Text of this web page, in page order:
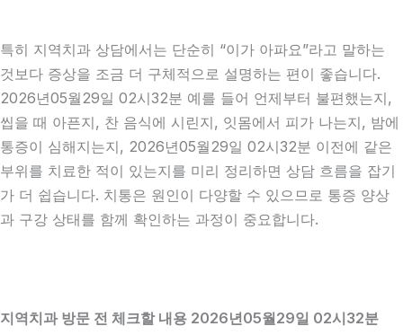
특히 지역치과 상담에서는 단순히 “이가 아파요”라고 말하는
것보다 증상을 조금 더 구체적으로 설명하는 편이 좋습니다.
2026년05월29일 02시32분 예를 들어 언제부터 불편했는지,
씹을 때 아픈지, 찬 음식에 시린지, 잇몸에서 피가 나는지, 밤에
통증이 심해지는지, 2026년05월29일 02시32분 이전에 같은
부위를 치료한 적이 있는지를 미리 정리하면 상담 흐름을 잡기
가 더 쉽습니다. 치통은 원인이 다양할 수 있으므로 통증 양상
과 구강 상태를 함께 확인하는 과정이 중요합니다.
지역치과 방문 전 체크할 내용 2026년05월29일 02시32분